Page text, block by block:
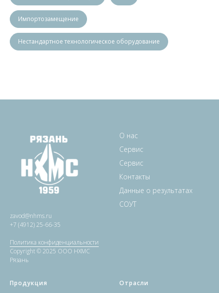
Импортозамещение
Нестандартное технологическое оборудование
zavod@nhms.ru
+7 (4912) 25-66-35
Политика конфиденциальности
Copyright © 2025 ООО НХМС
Рязань
О нас
Сервис
Сервис
Контакты
Данные о результатах
СОУТ
Продукция Отрасли